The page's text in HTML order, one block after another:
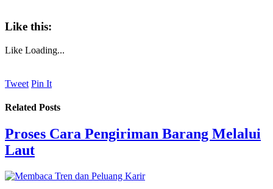
Like this:
Like Loading...
Tweet Pin It
Related Posts
Proses Cara Pengiriman Barang Melalui
Laut